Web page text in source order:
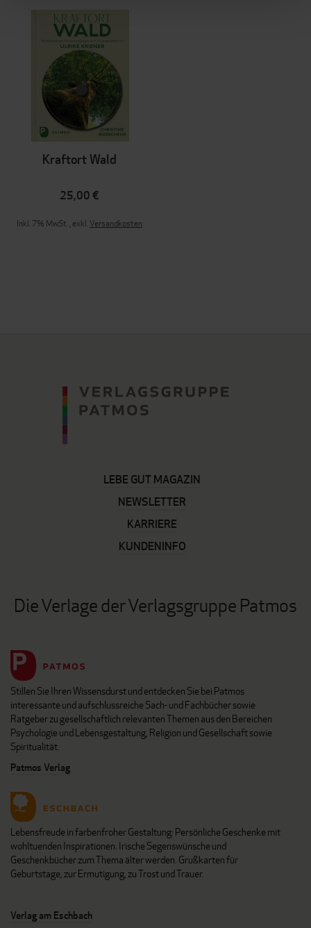
Kraftort Wald
25,00 €
Inkl. 7% MwSt.,exkl.Versandkosten
LEBE GUT MAGAZIN
NEWSLETTER
KARRIERE
KUNDENINFO
Die Verlage der Verlagsgruppe Patmos
Stillen Sie Ihren Wissensdurst und entdecken Sie bei Patmos
interessante und aufschlussreiche Sach- und Fachbücher sowie
Ratgeber zu gesellschaftlich relevanten Themen aus den Bereichen
Psychologie und Lebensgestaltung, Religion und Gesellschaft sowie
Spiritualität.
Patmos Verlag
Lebensfreude in farbenfroher Gestaltung: Persönliche Geschenke mit
wohltuenden Inspirationen. Irische Segenswünsche und
Geschenkbücher zum Thema älter werden. Grußkarten für
Geburtstage, zur Ermutigung, zu Trost und Trauer.
Verlag am Eschbach